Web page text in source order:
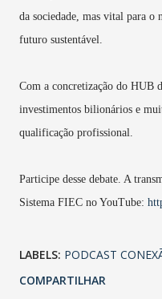
da sociedade, mas vital para o
futuro sustentável.
Com a concretização do HUB
investimentos bilionários e
qualificação profissional.
Participe desse debate. A
Sistema FIEC no YouTube:
LABELS: PODCAST
COMPARTILHAR